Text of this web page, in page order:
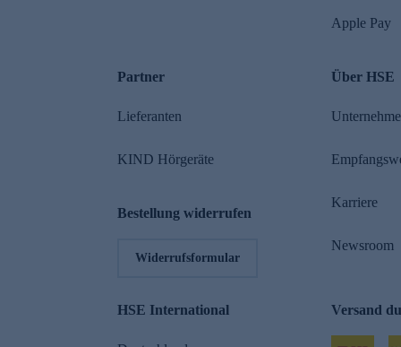
Apple Pay
Partner
Lieferanten
KIND Hörgeräte
Bestellung widerrufen
Widerrufsformular
Über HSE
Karriere
Newsroom
HSE International Versand